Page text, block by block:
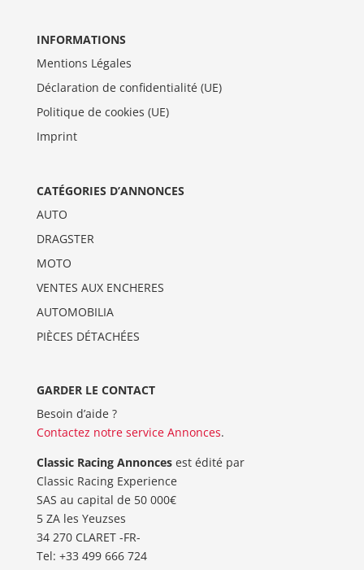
INFORMATIONS
Mentions Légales
Déclaration de confidentialité (UE)
Politique de cookies (UE)
Imprint
CATÉGORIES D’ANNONCES
AUTO
DRAGSTER
MOTO
VENTES AUX ENCHERES
AUTOMOBILIA
PIÈCES DÉTACHÉES
GARDER LE CONTACT
Besoin d’aide ?
Contactez notre service Annonces.
Classic Racing Annoncesest édité par
Classic Racing Experience
SAS au capital de 50 000€
5 ZA les Yeuzses
34 270 CLARET -FR-
Tel: ‭+33 499 666 724‬